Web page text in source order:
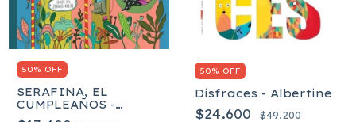
50% OFF
SERAFINA, EL
CUMPLEAÑOS -
Albertine
50% OFF
Disfraces - Albertine
$24.600 $49.200